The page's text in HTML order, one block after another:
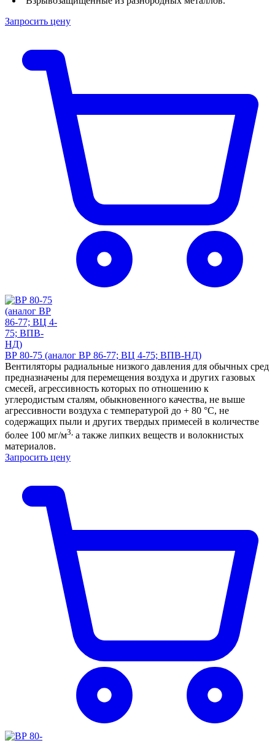
Запросить цену
ВР 80-75 (аналог ВР 86-77; ВЦ 4-75; ВПВ-НД)
Вентиляторы радиальные низкого давления для обычных сред
предназначены для перемещения воздуха и других газовых
смесей, агрессивность которых по отношению к
углеродистым сталям, обыкновенного качества, не выше
агрессивности воздуха с температурой до + 80 °С, не
содержащих пыли и других твердых примесей в количестве
более 100 мг/м3, а также липких веществ и волокнистых
материалов.
Запросить цену